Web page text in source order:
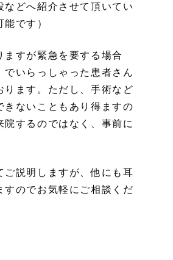
どへ紹介させて頂いてい
です）
すが緊急を要する場合
いらっしゃった患者さん
ります。ただし、手術など
ないこともあり得ますの
するのではなく、事前に
ご説明しますが、他にも耳
のでお気軽にご相談くだ